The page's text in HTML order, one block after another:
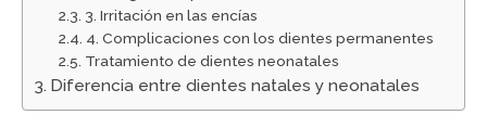
3. Irritación en las encías
4. Complicaciones con los dientes permanentes
Tratamiento de dientes neonatales
Diferencia entre dientes natales y neonatales